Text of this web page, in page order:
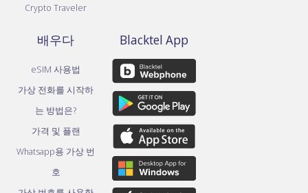
Crypto Traveler
배우다
eSIM 사용법
가상 전화를 시작하
는 방법은?
가격 및 플랜
Whatsapp용 가상 번
호
Blacktel App